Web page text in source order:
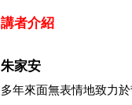
講者介紹
朱家安
多年來面無表情地致力